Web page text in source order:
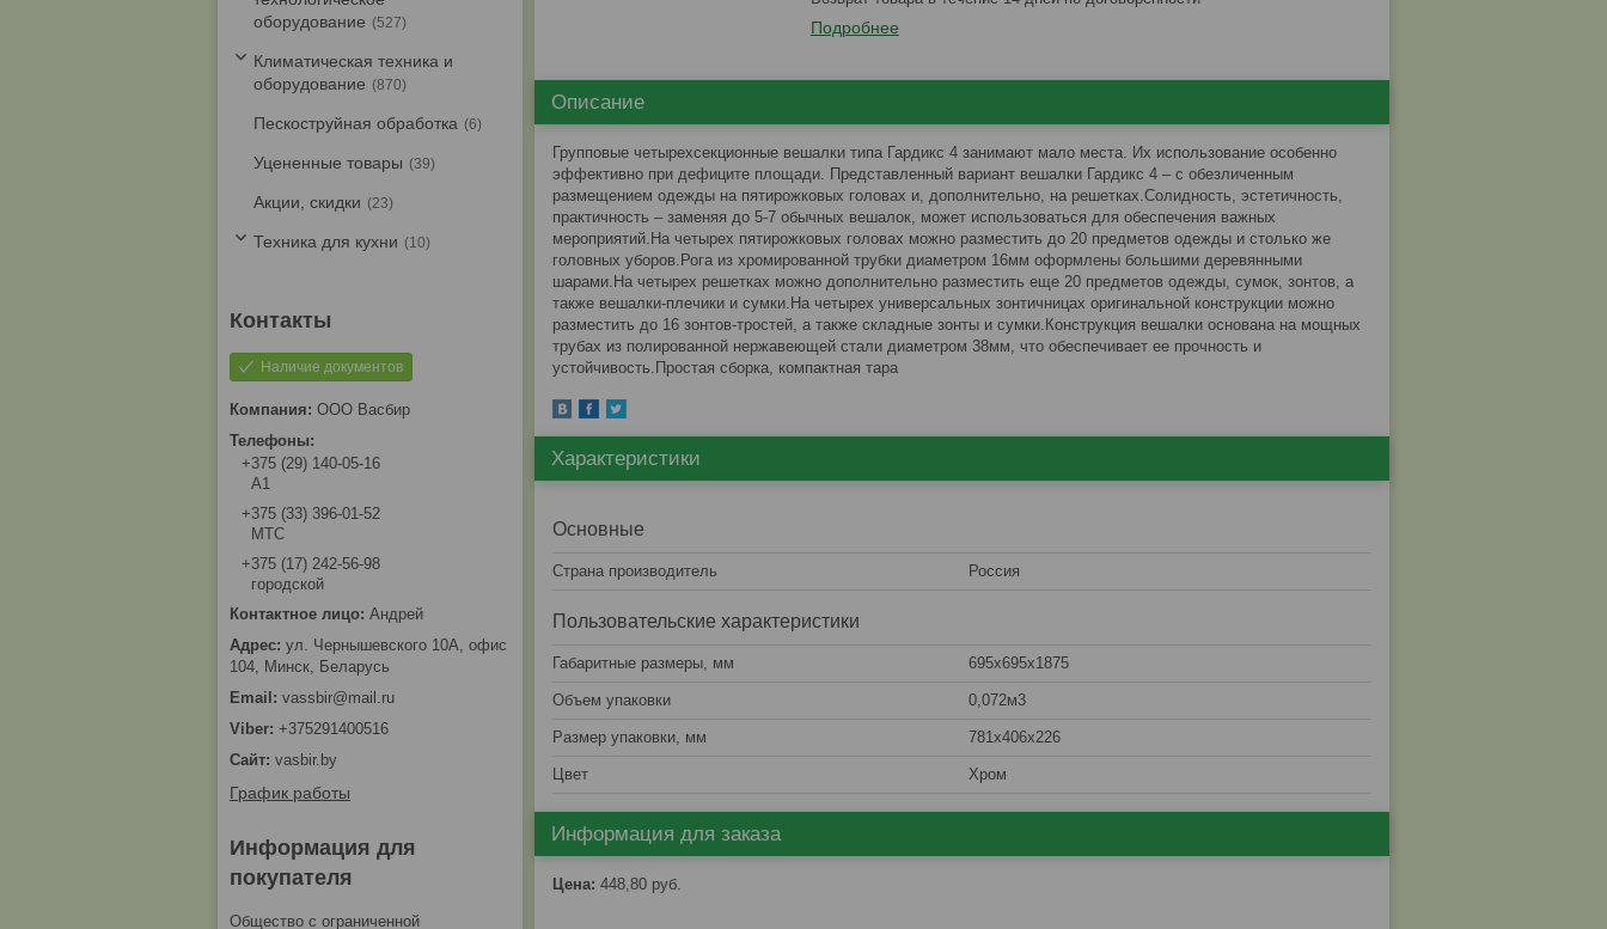
Подробнее
Описание
Групповые четырехсекционные вешалки типа Гардикс 4 занимают мало места. Их использование особенно
эффективно при дефиците площади. Представленный вариант вешалки Гардикс 4 – с обезличенным
размещением одежды на пятирожковых головах и, дополнительно, на решетках.Солидность, эстетичность,
практичность – заменяя до 5-7 обычных вешалок, может использоваться для обеспечения важных
мероприятий.На четырех пятирожковых головах можно разместить до 20 предметов одежды и столько же
головных уборов.Рога из хромированной трубки диаметром 16мм оформлены большими деревянными
шарами.На четырех решетках можно дополнительно разместить еще 20 предметов одежды, сумок, зонтов, а
также вешалки-плечики и сумки.На четырех универсальных зонтичницах оригинальной конструкции можно
разместить до 16 зонтов-тростей, а также складные зонты и сумки.Конструкция вешалки основана на мощных
трубах из полированной нержавеющей стали диаметром 38мм, что обеспечивает ее прочность и
устойчивость.Простая сборка, компактная тара
Характеристики
Основные
Страна производитель Россия
Пользовательские характеристики
Габаритные размеры, мм 695х695х1875
Объем упаковки 0,072м3
Размер упаковки, мм 781х406х226
Цвет Хром
Информация для заказа
Цена: 448,80 руб.
оборудование
527
Климатическая техника и
оборудование
870
Пескоструйная обработка 6
Уцененные товары 39
Акции, скидки 23
Техника для кухни 10
Наличие документов
ООО Васбир
+375 (29) 140-05-16
A1
+375 (33) 396-01-52
МТС
+375 (17) 242-56-98
городской
Андрей
ул. Чернышевского 10А, офис
104, Минск, Беларусь
vassbir@mail.ru
+375291400516
vasbir.by
График работы
Информация для
покупателя
Общество с ограниченной